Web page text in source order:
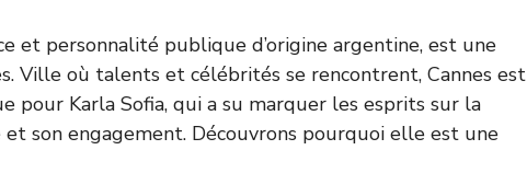
et personnalité publique d’origine argentine, est une
Ville où talents et célébrités se rencontrent, Cannes est
pour Karla Sofia, qui a su marquer les esprits sur la
son engagement. Découvrons pourquoi elle est une